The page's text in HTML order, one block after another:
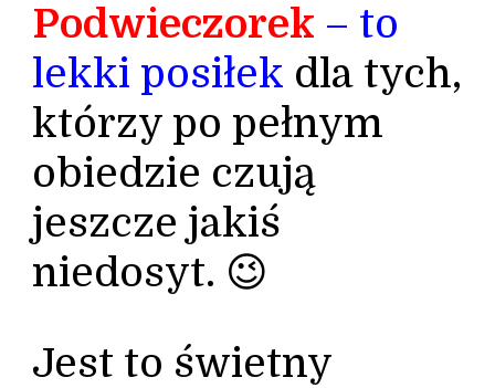
Podwieczorek – to
lekki posiłek dla tych,
którzy po pełnym
obiedzie czują
jeszcze jakiś
niedosyt. 😉
Jest to świetny